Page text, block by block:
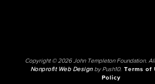
Copyright © 2026 John Templeton Foundation.
Nonprofit Web Designby Push10. Terms of
Policy